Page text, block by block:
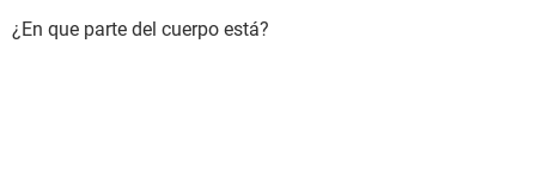
¿En que parte del cuerpo está?